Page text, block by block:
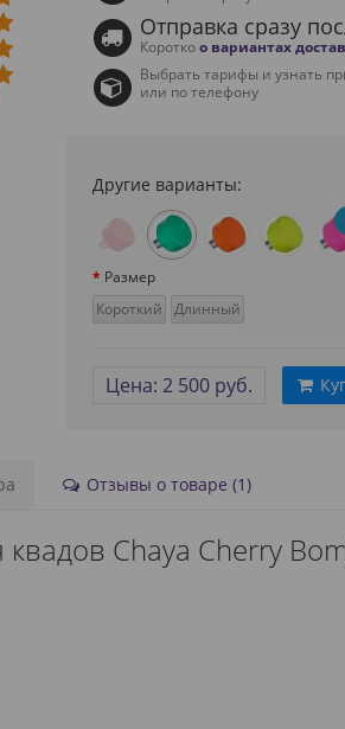
Отправка сразу
Короткоо вариантах
Выбрать тарифы и узнать
или по телефону
Другие варианты:
Размер
Короткий
Длинный
Цена: 2 500 руб.
Отзывы о товаре (1)
Chaya Cherry